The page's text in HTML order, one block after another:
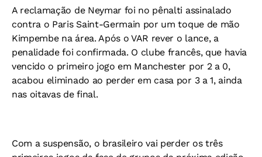
A reclamação de Neymar foi no pênalti assinalado
contra o Paris Saint-Germain por um toque de mão
Kimpembe na área. Após o VAR rever o lance, a
penalidade foi confirmada. O clube francês, que havia
vencido o primeiro jogo em Manchester por 2 a 0,
acabou eliminado ao perder em casa por 3 a 1, ainda
nas oitavas de final.
Com a suspensão, o brasileiro vai perder os três